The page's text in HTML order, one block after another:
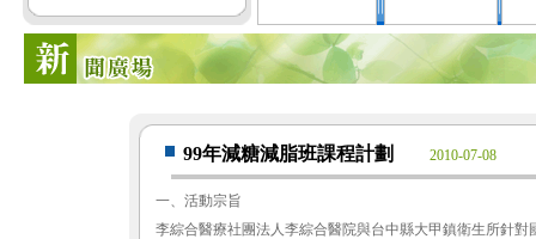
99年減糖減脂班課程計劃 2010-07-08
一、活動宗旨
李綜合醫療社團法人李綜合醫院與台中縣大甲鎮衛生所針